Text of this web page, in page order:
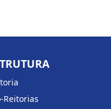
Reitorias